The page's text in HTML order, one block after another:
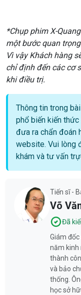
*Chụp phim X-
một bước quan
Vì vậy Khách hàng
chỉ định đến các cơ
khi điều trị.
Thông tin trong
phổ biến kiến thức
đưa ra chẩn đoán
website. Vui lòng
khám và tư vấn
Tiến sĩ -
Võ
Đã
Giám
năm kinh
thành
và bảo
thống.
học sở